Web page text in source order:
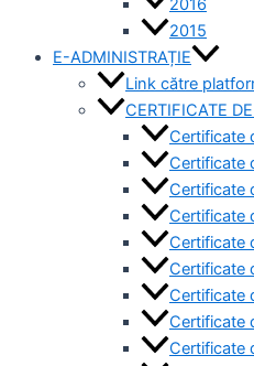
2015
E-ADMINISTRAȚIE
Link către
CERTIFICATE
Certificate
Certificate
Certificate
Certificate
Certificate
Certificate
Certificate
Certificate
Certificate